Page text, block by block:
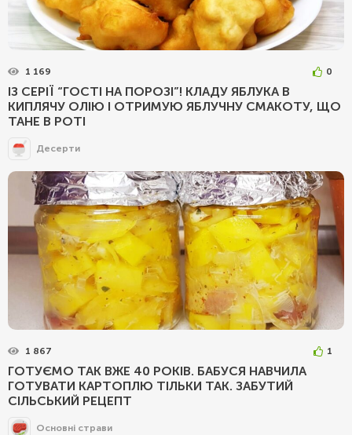
1 169 0
ІЗ СЕРІЇ “ГОСТІ НА ПОРОЗІ”! КЛАДУ ЯБЛУКА В
КИПЛЯЧУ ОЛІЮ І ОТРИМУЮ ЯБЛУЧНУ СМАКОТУ, ЩО
ТАНЕ В РОТІ
Десерти
1 867 1
ГОТУЄМО ТАК ВЖЕ 40 РОКІВ. БАБУСЯ НАВЧИЛА
ГОТУВАТИ КАРТОПЛЮ ТІЛЬКИ ТАК. ЗАБУТИЙ
СІЛЬСЬКИЙ РЕЦЕПТ
Основні страви